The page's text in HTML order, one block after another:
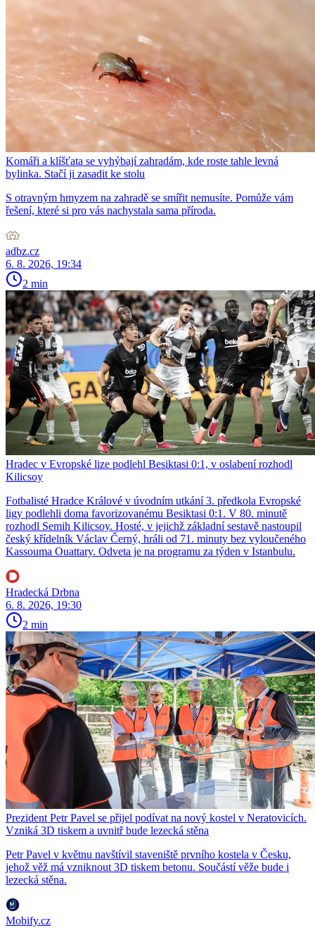
Komáři a klíšťata se vyhýbají zahradám, kde roste tahle levná
bylinka. Stačí ji zasadit ke stolu
S otravným hmyzem na zahradě se smířit nemusíte. Pomůže vám
řešení, které si pro vás nachystala sama příroda.
adbz.cz
6. 8. 2026, 19:34
2 min
Hradec v Evropské lize podlehl Besiktasi 0:1, v oslabení rozhodl
Kilicsoy
Fotbalisté Hradce Králové v úvodním utkání 3. předkola Evropské
ligy podlehli doma favorizovanému Besiktasi 0:1. V 80. minutě
rozhodl Semih Kilicsoy. Hosté, v jejichž základní sestavě nastoupil
český křídelník Václav Černý, hráli od 71. minuty bez vyloučeného
Kassouma Ouattary. Odveta je na programu za týden v Istanbulu.
Hradecká Drbna
6. 8. 2026, 19:30
2 min
Prezident Petr Pavel se přijel podívat na nový kostel v Neratovicích.
Vzniká 3D tiskem a uvnitř bude lezecká stěna
Petr Pavel v květnu navštívil staveniště prvního kostela v Česku,
jehož věž má vzniknout 3D tiskem betonu. Součástí věže bude i
lezecká stěna.
Mobify.cz